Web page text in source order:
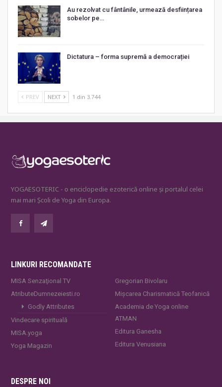
Au rezolvat cu fântânile, urmează desființarea
sobelor pe…
Dictatura – forma supremă a democrației
PREV NEXT 1 din 3.744
YOGAESOTERIC - o enciclopedie ezoterică online și portalul celei
mai mari Școli de Yoga din Europa.
LINKURI RECOMANDATE
MISA Senzaţional TV
AtributeDumnezeiesti.ro
Godly Attributes
Vindecare spirituală
MISA.yoga
Yoga Magazin
Gregorian Bivolaru
Mișcarea Charismatică Teofanică
Academia de Yoga online
ATMAN
Editura Ganesha
Editura Venusiana
DESPRE NOI